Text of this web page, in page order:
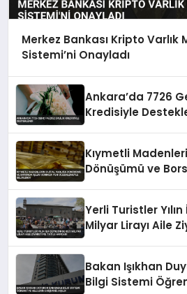
Merkez Bankası Kripto Varlık
Sistemi’ni Onayladı
Ankara’da 7726
Kredisiyle
Kıymetli
Dönüşümü ve
Yerli Turistler
Milyar Lirayı Aile
Bakan Işıkhan
Bilgi Sistemi